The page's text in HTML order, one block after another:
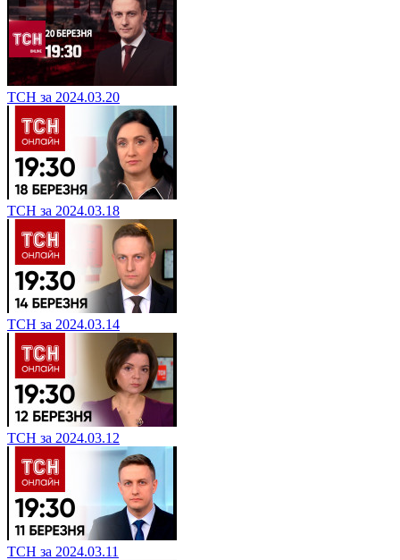
ТСН за 2024.03.20
ТСН за 2024.03.18
ТСН за 2024.03.14
ТСН за 2024.03.12
ТСН за 2024.03.11